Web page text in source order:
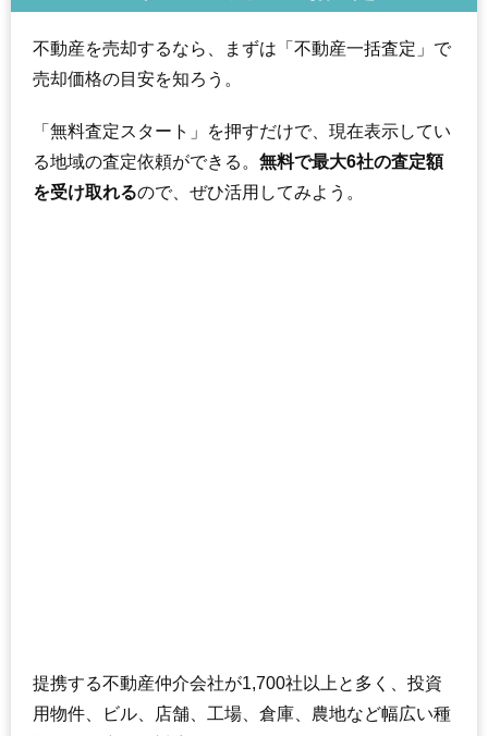
不動産を売却するなら、まずは「不動産一括査定」で
売却価格の目安を知ろう。
「無料査定スタート」を押すだけで、現在表示してい
る地域の査定依頼ができる。 無料で最大6社の査定額
を受け取れるので、ぜひ活用してみよう。
提携する不動産仲介会社が1,700社以上と多く、投資
用物件、ビル、店舗、工場、倉庫、農地など幅広い種